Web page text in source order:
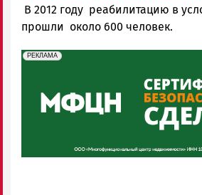
В 2012 году реабилитацию в
прошли около 600 человек.
erid: 2SDnjeH4Mf4
РЕКЛАМА
Реклама